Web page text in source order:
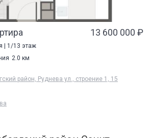
13 600 000 ₽
| 1/13 этаж
2.0 км
район, Руднева ул., строение 1, 15